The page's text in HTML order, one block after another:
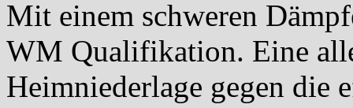
Mit einem schweren
WM Qualifikation. Eine
Heimniederlage gegen die